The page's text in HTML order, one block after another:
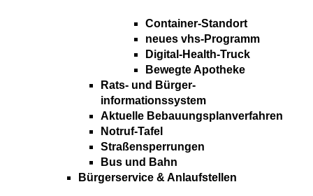
Container-Standort
neues vhs-Programm
Digital-Health-Truck
Bewegte Apotheke
Rats- und Bürger-
informationssystem
Aktuelle Bebauungsplanverfahren
Notruf-Tafel
Straßensperrungen
Bus und Bahn
Bürgerservice & Anlaufstellen